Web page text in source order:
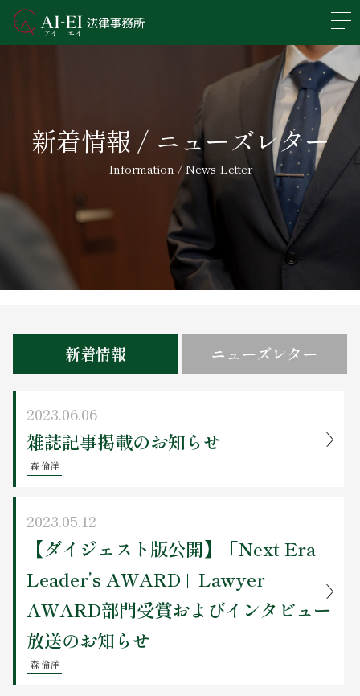
新着情報 / ニューズレター
Information / News Letter
新着情報 ニューズレター
2023.06.06
雑誌記事掲載のお知らせ
森 倫洋
2023.05.12
【ダイジェスト版公開】「Next Era
Leader’s AWARD」Lawyer
AWARD部門受賞およびインタビュー
放送のお知らせ
森 倫洋
事務所概要
業務分野
所属弁護士紹介
アクセス
新着情報
お問い合わせ